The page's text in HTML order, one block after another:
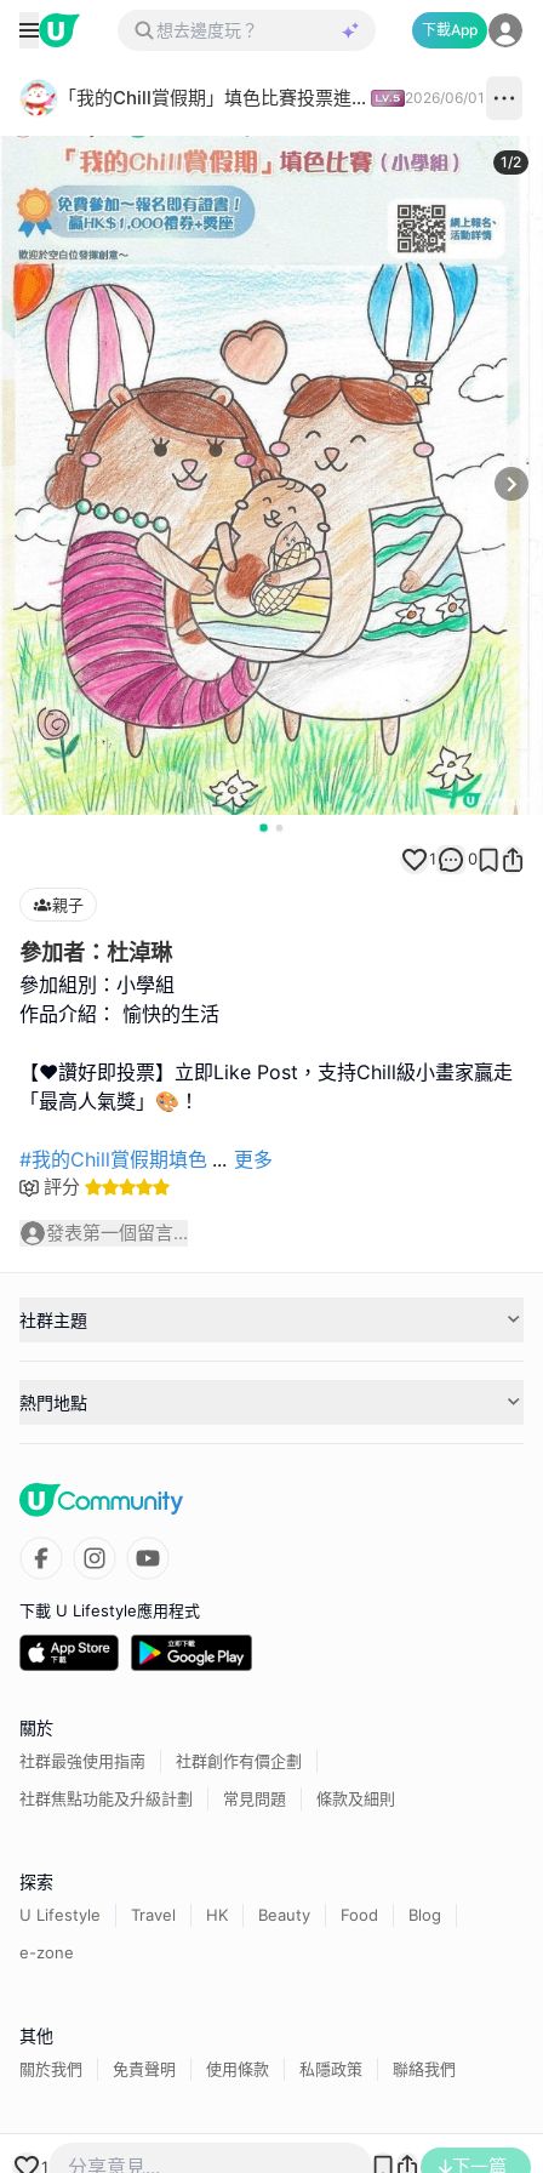
下載App
「我的Chill賞假期」填色比賽投票進行中✅ 2026/06/01
1/2
1 0
親子
參加者：杜淖琳
參加組別：小學組
作品介紹： 愉快的生活
【❤️讚好即投票】立即Like Post，支持Chill級小畫家贏走
「最高人氣獎」🎨！
#我的Chill賞假期填色 ... 更多
評分
發表第一個留言...
1 下一篇
社群主題
熱門地點
下載 U Lifestyle應用程式
關於
社群最強使用指南
社群創作有價企劃
社群焦點功能及升級計劃
常見問題 條款及細則
探索
U Lifestyle Travel HK Beauty Food
Blog
e-zone
其他
關於我們 免責聲明 使用條款 私隱政策 聯絡我們
香港經濟日報版權所有©